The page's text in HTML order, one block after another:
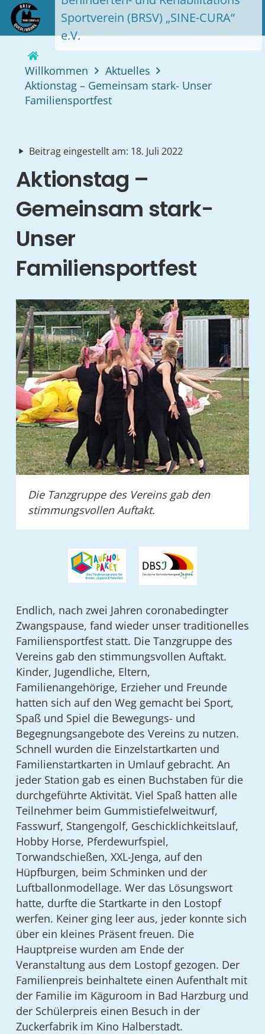
Sportverein (BRSV) „SINE-CURA“
e.V.
Willkommen
Aktuelles
Aktionstag – Gemeinsam stark- Unser
Familiensportfest
play_arrow Beitrag eingestellt am: 18. Juli 2022
Aktionstag –
Gemeinsam stark-
Unser
Familiensportfest
Die Tanzgruppe des Vereins gab den
stimmungsvollen Auftakt.
Endlich, nach zwei Jahren coronabedingter
Zwangspause, fand wieder unser traditionelles
Familiensportfest statt. Die Tanzgruppe des
Vereins gab den stimmungsvollen Auftakt.
Kinder, Jugendliche, Eltern,
Familienangehörige, Erzieher und Freunde
hatten sich auf den Weg gemacht bei Sport,
Spaß und Spiel die Bewegungs- und
Begegnungsangebote des Vereins zu nutzen.
Schnell wurden die Einzelstartkarten und
Familienstartkarten in Umlauf gebracht. An
jeder Station gab es einen Buchstaben für die
durchgeführte Aktivität. Viel Spaß hatten alle
Teilnehmer beim Gummistiefelweitwurf,
Fasswurf, Stangengolf, Geschicklichkeitslauf,
Hobby Horse, Pferdewurfspiel,
Torwandschießen, XXL-Jenga, auf den
Hüpfburgen, beim Schminken und der
Luftballonmodellage. Wer das Lösungswort
hatte, durfte die Startkarte in den Lostopf
werfen. Keiner ging leer aus, jeder konnte sich
über ein kleines Präsent freuen. Die
Hauptpreise wurden am Ende der
Veranstaltung aus dem Lostopf gezogen. Der
Familienpreis beinhaltete einen Aufenthalt mit
der Familie im Käguroom in Bad Harzburg und
der Schülerpreis einen Besuch in der
Zuckerfabrik im Kino Halberstadt.